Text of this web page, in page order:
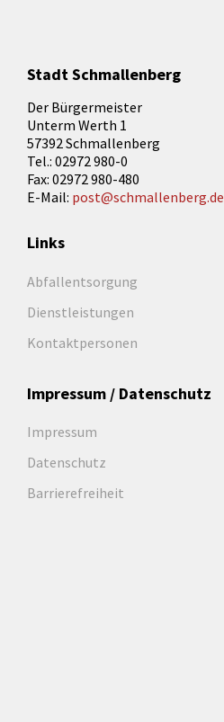
Stadt Schmallenberg
Der Bürgermeister
Unterm Werth 1
57392 Schmallenberg
Tel.: 02972 980-0
Fax: 02972 980-480
E-Mail: post@schmallenberg.de
Links
Abfallentsorgung
Dienstleistungen
Kontaktpersonen
Impressum / Datenschutz
Impressum
Datenschutz
Barrierefreiheit